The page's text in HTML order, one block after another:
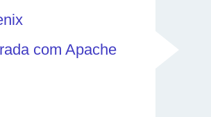
com Apache